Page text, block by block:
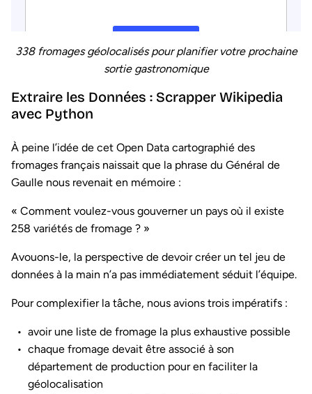
338 fromages géolocalisés pour planifier votre prochaine
sortie gastronomique
Extraire les Données : Scrapper Wikipedia
avec Python
À peine l’idée de cet Open Data cartographié des
fromages français naissait que la phrase du Général de
Gaulle nous revenait en mémoire :
« Comment voulez-vous gouverner un pays où il existe
258 variétés de fromage ? »
Avouons-le, la perspective de devoir créer un tel jeu de
données à la main n’a pas immédiatement séduit l’équipe.
Pour complexifier la tâche, nous avions trois impératifs :
avoir une liste de fromage la plus exhaustive possible
chaque fromage devait être associé à son
département de production pour en faciliter la
géolocalisation